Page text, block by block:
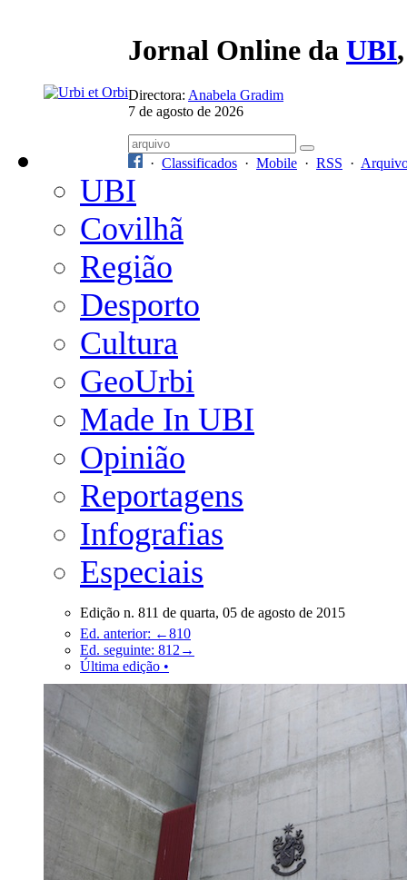
Jornal Online da UBI
Directora: Anabela Gradim
7 de agosto de 2026
· Classificados · Mobile · RSS ·
UBI
Covilhã
Região
Desporto
Cultura
GeoUrbi
Made In UBI
Opinião
Reportagens
Infografias
Especiais
Edição n. 811 de quarta, 05 de agosto de 2015
Ed. anterior: ←810
Ed. seguinte: 812→
Última edição •